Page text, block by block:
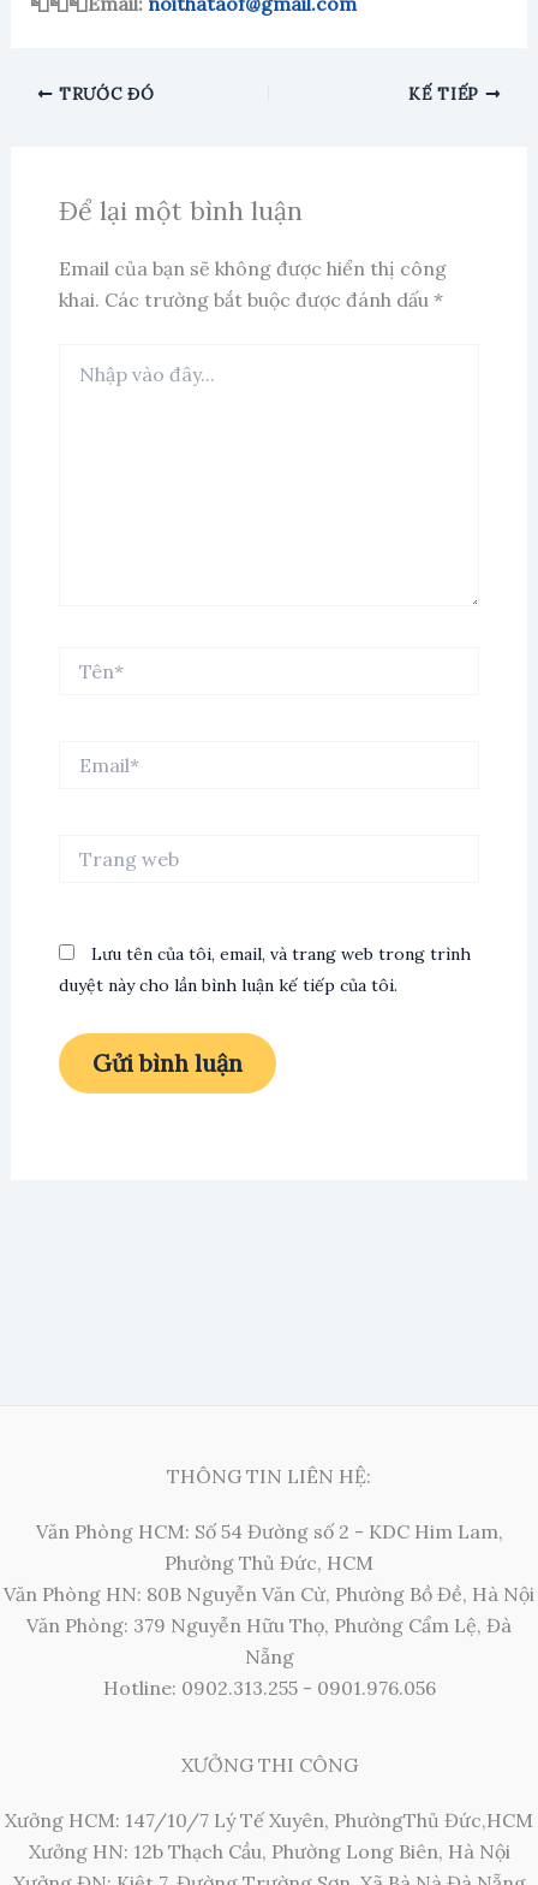
TRƯỚC ĐÓ KẾ TIẾP
Để lại một bình luận
Email của bạn sẽ không được hiển thị công
khai. Các trường bắt buộc được đánh dấu *
vào
web
Lưu tên của tôi, email, và trang web trong trình
duyệt này cho lần bình luận kế tiếp của tôi.
THÔNG TIN LIÊN HỆ:
Văn Phòng HCM: Số 54 Đường số 2 - KDC Him Lam,
Phường Thủ Đức, HCM
Văn Phòng HN: 80B Nguyễn Văn Cừ, Phường Bồ Đề, Hà Nội
Văn Phòng: 379 Nguyễn Hữu Thọ, Phường Cẩm Lệ, Đà
Nẵng
Hotline: 0902.313.255 - 0901.976.056
XƯỞNG THI CÔNG
Xưởng HCM: 147/10/7 Lý Tế Xuyên, PhườngThủ Đức,HCM
Xưởng HN: 12b Thạch Cầu, Phường Long Biên, Hà Nội